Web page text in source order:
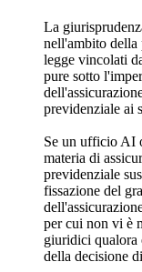
La
nell'ambito della
legge vincolati
pure sotto
previdenziale ai
Se un ufficio AI
materia di
previdenziale
fissazione del
per cui non vi è
giuridici qualora
della decisione